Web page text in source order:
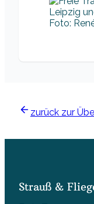
Foto:
zurück zur
Strauß &